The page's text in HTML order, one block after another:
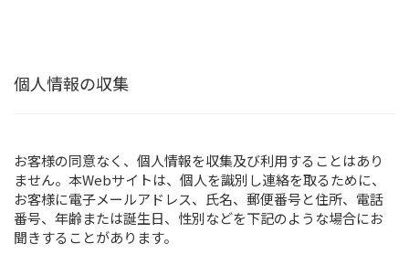
個人情報の収集
お客様の同意なく、個人情報を収集及び利用することはあり
ません。本Webサイトは、個人を識別し連絡を取るために、
お客様に電子メールアドレス、氏名、郵便番号と住所、電話
番号、年齢または誕生日、性別などを下記のような場合にお
聞きすることがあります。